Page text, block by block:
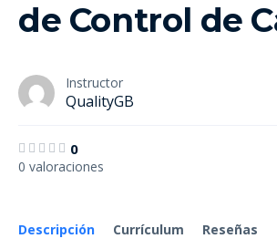
de Control de
Instructor
QualityGB
0
0 valoraciones
Descripción Currículum Reseñas